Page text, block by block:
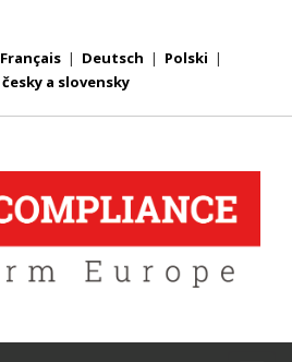
Français | Deutsch | Polski |
česky a slovensky